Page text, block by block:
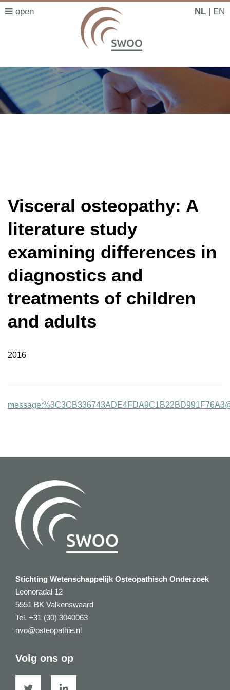
NL EN
Visceral osteopathy: A
literature study
examining differences in
diagnostics and
treatments of children
and adults
2016
Stichting Wetenschappelijk Osteopathisch Onderzoek
Leonoradal 12
5551 BK Valkenswaard
Tel. +31 (30) 3040063
nvo@osteopathie.nl
Volg ons op